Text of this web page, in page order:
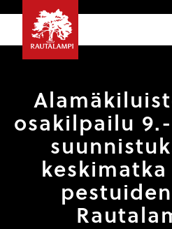
osakilpailu 9.-